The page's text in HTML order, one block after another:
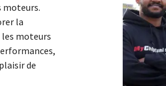
moteurs.
la
moteurs
de